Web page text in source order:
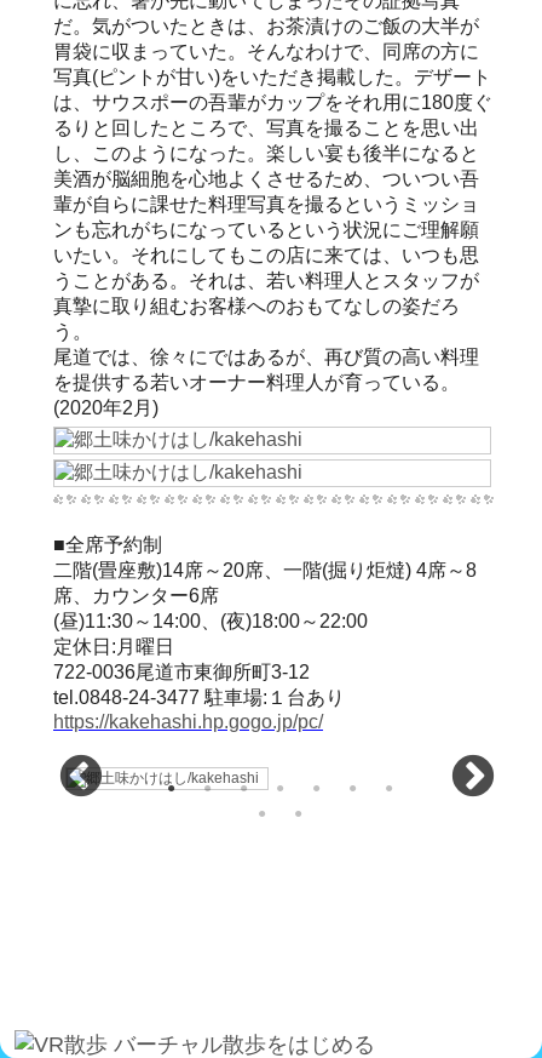
だ。気がついたときは、お茶漬けのご飯の大半が
胃袋に収まっていた。そんなわけで、同席の方に
写真(ピントが甘い)をいただき掲載した。デザート
は、サウスポーの吾輩がカップをそれ用に180度ぐ
るりと回したところで、写真を撮ることを思い出
し、このようになった。楽しい宴も後半になると
美酒が脳細胞を心地よくさせるため、ついつい吾
輩が自らに課せた料理写真を撮るというミッショ
ンも忘れがちになっているという状況にご理解願
いたい。それにしてもこの店に来ては、いつも思
うことがある。それは、若い料理人とスタッフが
真摯に取り組むお客様へのおもてなしの姿だろ
う。
尾道では、徐々にではあるが、再び質の高い料理
を提供する若いオーナー料理人が育っている。
(2020年2月)
■全席予約制
二階(畳座敷)14席～20席、一階(掘り炬燵) 4席～8
席、カウンター6席
(昼)11:30～14:00、(夜)18:00～22:00
定休日:月曜日
722-0036尾道市東御所町3-12
tel.0848-24-3477 駐車場:１台あり
https://kakehashi.hp.gogo.jp/pc/
バーチャル散歩をはじめる